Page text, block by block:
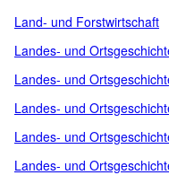
Land- und Forstwirtschaft
Landes- und
Landes- und
Landes- und
Landes- und
Landes- und